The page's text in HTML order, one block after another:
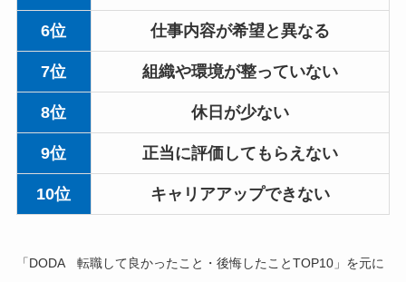
6位 仕事内容が希望と異なる
7位 組織や環境が整っていない
8位 休日が少ない
9位 正当に評価してもらえない
10位 キャリアアップできない
「DODA 転職して良かったこと・後悔したことTOP10」を元に